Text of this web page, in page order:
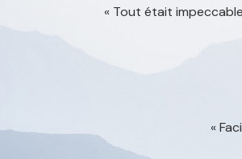
« Tout était
«